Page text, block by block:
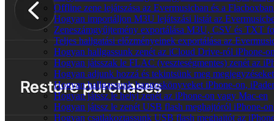
Offline zene lejátszása az Evermusicban és a
Hogyan importáljon M3U lejátszási listát az
Zeneszámgyűjtemény exportálása M3U, CSV és TXT
Teljes hallgatási előzményeinek exportálása az
Hogyan hallgassunk zenét az iCloud Drive-ról iPhone-
Hogyan játsszak le FLAC (veszteségmentes) zenét az
Hogyan adjunk hozzá és tekintsünk meg
Hogyan hallgassunk hangoskönyveket iPhone-on,
Hogyan játssz le helyi zenét az iPhone-on vagy Mac-en
Hogyan játssz le zenét USB flash meghajtóról iPhone-
Hogyan csatlakoztassunk USB flash meghajtót az